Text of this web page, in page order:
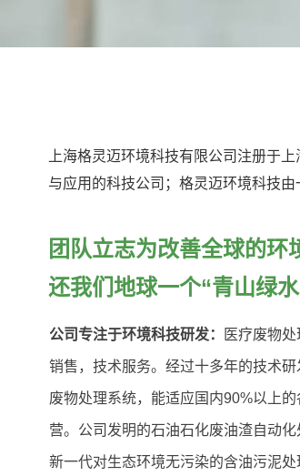
上海格灵迈环境科技有限公司注册于
与应用的科技公司；格灵迈环境科技
团队立志为改善全球的环
还我们地球一个“青山绿水
公司专注于环境科技研发： 医疗废物
销售，技术服务。经过十多年的技术
废物处理系统，能适应国内90%以上
营。公司发明的石油石化废油渣自动
新一代对生态环境无污染的含油污泥